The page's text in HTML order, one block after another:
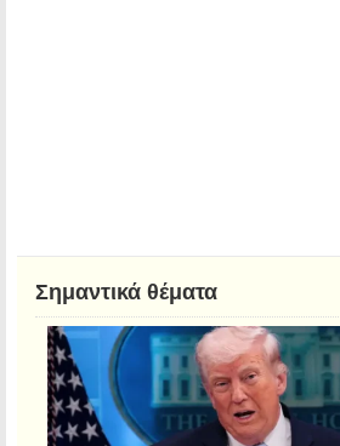
Σημαντικά θέματα